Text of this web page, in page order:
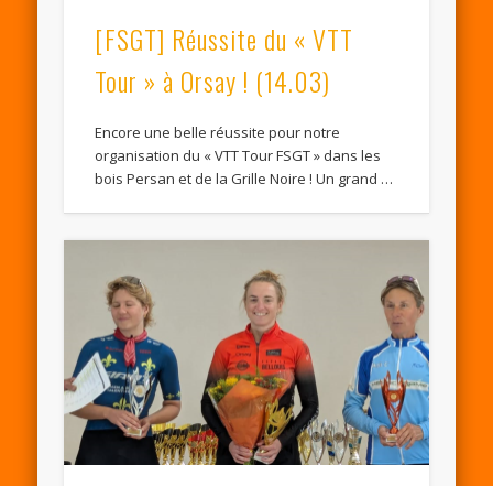
[FSGT] Réussite du « VTT
Tour » à Orsay ! (14.03)
Encore une belle réussite pour notre
organisation du « VTT Tour FSGT » dans les
bois Persan et de la Grille Noire ! Un grand …